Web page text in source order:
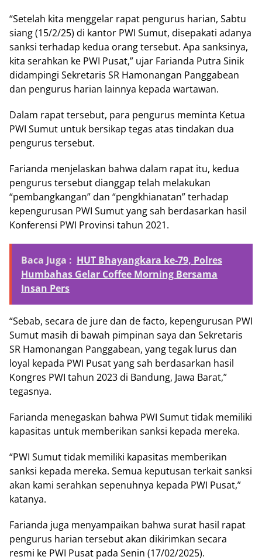
“Setelah kita menggelar rapat pengurus harian, Sabtu
siang (15/2/25) di kantor PWI Sumut, disepakati adanya
sanksi terhadap kedua orang tersebut. Apa sanksinya,
kita serahkan ke PWI Pusat,” ujar Farianda Putra Sinik
didampingi Sekretaris SR Hamonangan Panggabean
dan pengurus harian lainnya kepada wartawan.
Dalam rapat tersebut, para pengurus meminta Ketua
PWI Sumut untuk bersikap tegas atas tindakan dua
pengurus tersebut.
Farianda menjelaskan bahwa dalam rapat itu, kedua
pengurus tersebut dianggap telah melakukan
“pembangkangan” dan “pengkhianatan” terhadap
kepengurusan PWI Sumut yang sah berdasarkan hasil
Konferensi PWI Provinsi tahun 2021.
Baca Juga : HUT Bhayangkara ke-79, Polres
Humbahas Gelar Coffee Morning Bersama
Insan Pers
“Sebab, secara de jure dan de facto, kepengurusan PWI
Sumut masih di bawah pimpinan saya dan Sekretaris
SR Hamonangan Panggabean, yang tegak lurus dan
loyal kepada PWI Pusat yang sah berdasarkan hasil
Kongres PWI tahun 2023 di Bandung, Jawa Barat,”
tegasnya.
Farianda menegaskan bahwa PWI Sumut tidak memiliki
kapasitas untuk memberikan sanksi kepada mereka.
“PWI Sumut tidak memiliki kapasitas memberikan
sanksi kepada mereka. Semua keputusan terkait sanksi
akan kami serahkan sepenuhnya kepada PWI Pusat,”
katanya.
Farianda juga menyampaikan bahwa surat hasil rapat
pengurus harian tersebut akan dikirimkan secara
resmi ke PWI Pusat pada Senin (17/02/2025).